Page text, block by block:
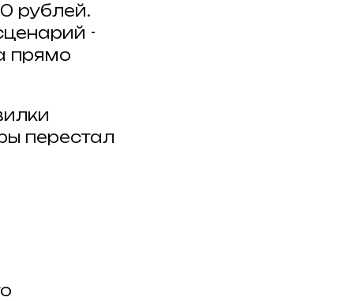
рублей.
-
прямо
перестал